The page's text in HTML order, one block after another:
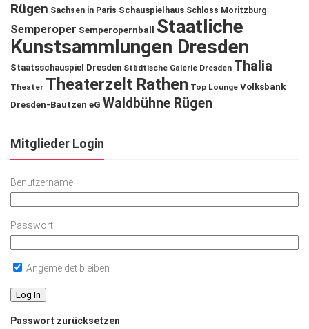
Rügen Sachsen in Paris Schauspielhaus Schloss Moritzburg
Semperoper Semperopernball
Staatliche
Kunstsammlungen Dresden
Staatsschauspiel Dresden Städtische Galerie Dresden Thalia
Theater Theaterzelt Rathen Top Lounge Volksbank
Dresden-Bautzen eG Waldbühne Rügen
Mitglieder Login
Benutzername
Passwort
Angemeldet bleiben
Passwort zurücksetzen